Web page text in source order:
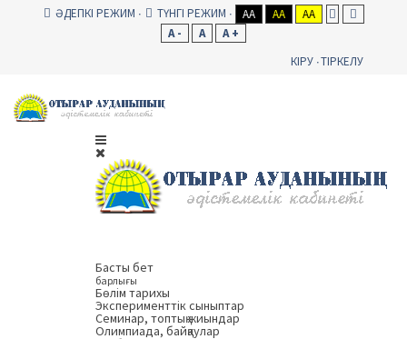
ӘДЕПКІ РЕЖИМ ТҮНГІ РЕЖИМ AA AA
AA
A -
A
A +
КІРУ ТІРКЕЛУ
Басты бет
барлығы
Бөлім тарихы
Эксперименттік сыныптар
Семинар, топтық жиындар
Олимпиада, байқаулар